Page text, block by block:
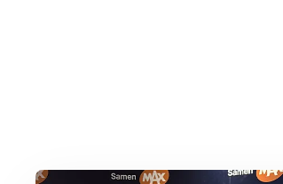
Lees meer over Armoede in Nederland: